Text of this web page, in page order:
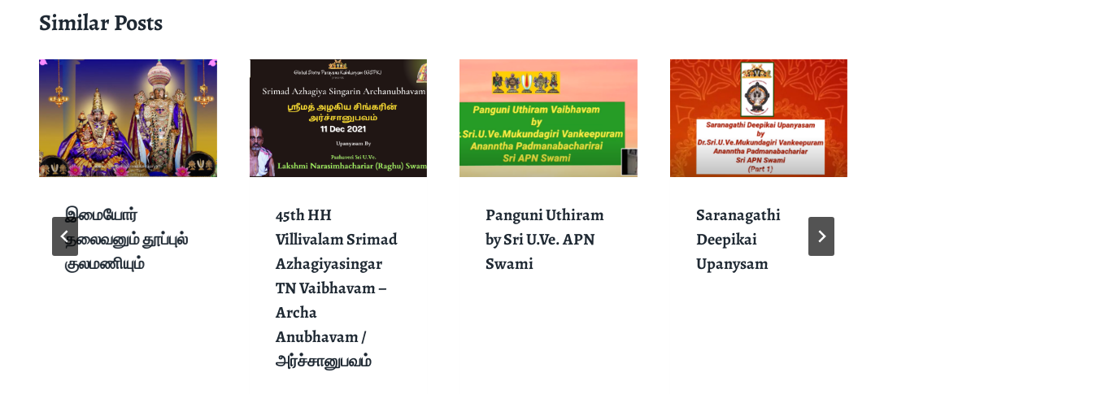
Similar Posts
இமையோர்
தலைவனும் தூப்புல்
குலமணியும்
45th HH
Villivalam Srimad
Azhagiyasingar
TN Vaibhavam –
Archa
Anubhavam /
அர்ச்சானுபவம்
Panguni Uthiram
by Sri U.Ve. APN
Swami
Saranagathi
Deepikai
Upanysam